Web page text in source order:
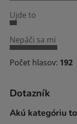
Ujde to
Nepáči sa mi
Počet hlasov: 192
Dotazník
Akú kategóriu